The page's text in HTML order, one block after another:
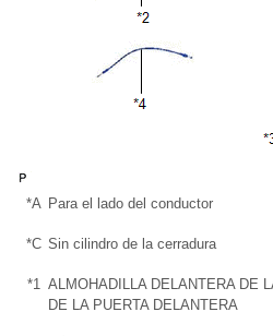
*A Para el lado del conductor
*C Sin cilindro de la cerradura
*1 ALMOHADILLA DELANTERA DE
DE LA PUERTA DELANTERA